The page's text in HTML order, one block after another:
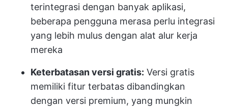
terintegrasi dengan banyak aplikasi,
beberapa pengguna merasa perlu integrasi
yang lebih mulus dengan alat alur kerja
mereka
Keterbatasan versi gratis: Versi gratis
memiliki fitur terbatas dibandingkan
dengan versi premium, yang mungkin